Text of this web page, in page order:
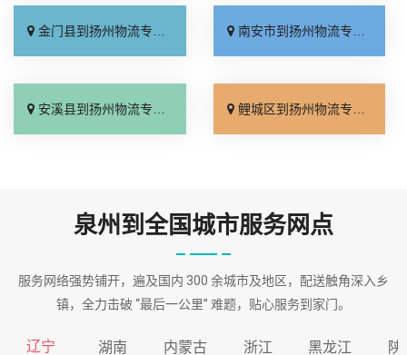
金门县到扬州物流专线_市县闪送「价格透明」 南安市到扬州物流专线_运价实惠「物流拼车」
安溪县到扬州物流专线_多少一方「服务周到」 鲤城区到扬州物流专线_快速直达「多少一方」
泉州到全国城市服务网点
服务网络强势铺开，遍及国内 300 余城市及地区，配送触角深入乡
镇，全力击破 “最后一公里” 难题，贴心服务到家门。
辽宁 湖南 内蒙古 浙江 黑龙江 陕